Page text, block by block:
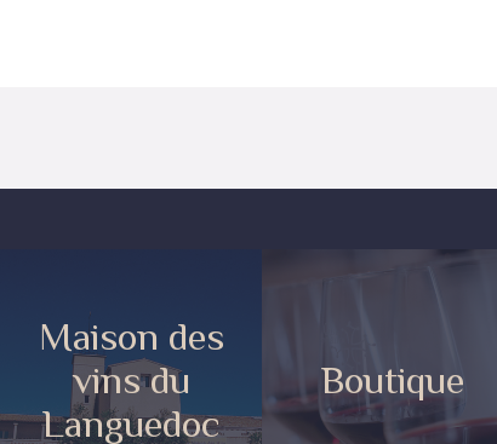
Maison des
vins du
Languedoc
Boutique